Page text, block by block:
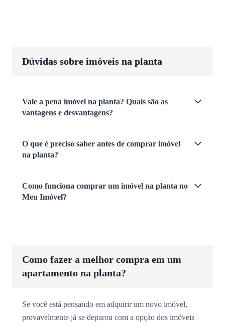
Dúvidas sobre imóveis na planta
Vale a pena imóvel na planta? Quais são as
vantagens e desvantagens?
O que é preciso saber antes de comprar imóvel
na planta?
Como funciona comprar um imóvel na planta no
Meu Imóvel?
Como fazer a melhor compra em um
apartamento na planta?
Se você está pensando em adquirir um novo imóvel,
provavelmente já se deparou com a opção dos imóveis